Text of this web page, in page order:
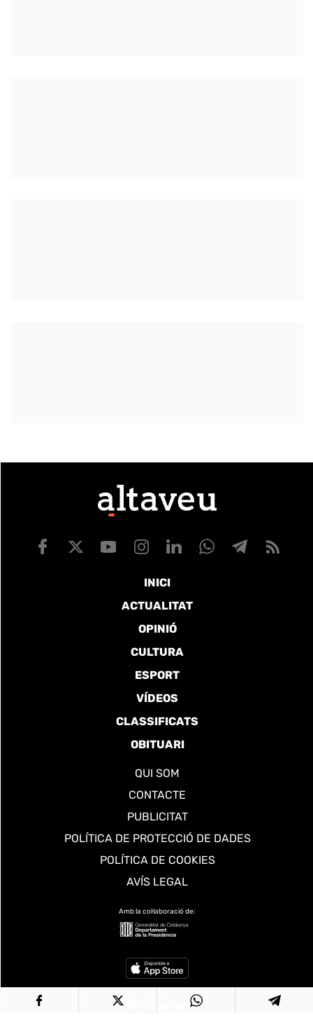
INICI
ACTUALITAT
OPINIÓ
CULTURA
ESPORT
VÍDEOS
CLASSIFICATS
OBITUARI
QUI SOM
CONTACTE
PUBLICITAT
POLÍTICA DE PROTECCIÓ DE DADES
POLÍTICA DE COOKIES
AVÍS LEGAL
Amb la col·laboració de: